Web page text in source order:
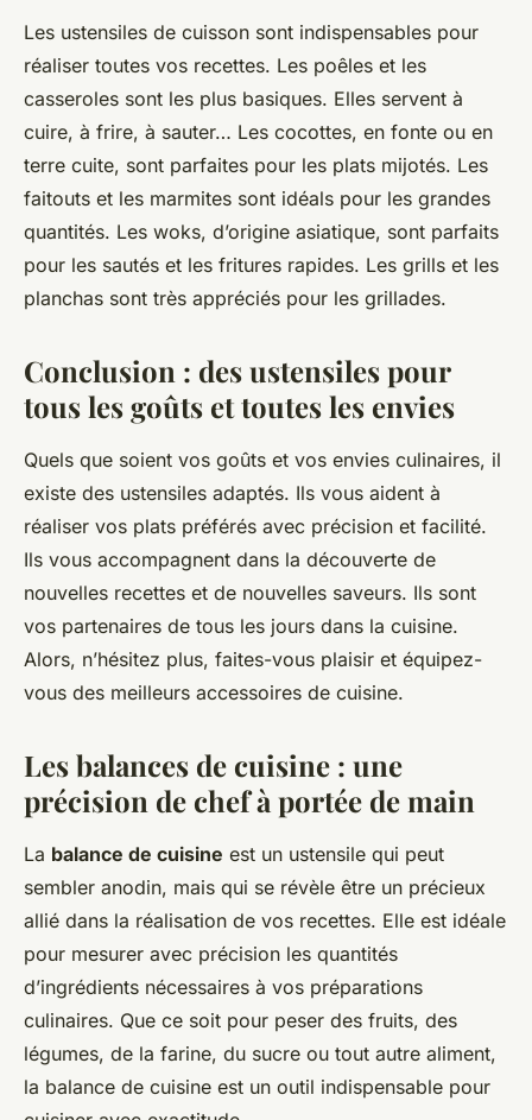
Les ustensiles de cuisson sont indispensables pour
réaliser toutes vos recettes. Les poêles et les
casseroles sont les plus basiques. Elles servent à
cuire, à frire, à sauter… Les cocottes, en fonte ou en
terre cuite, sont parfaites pour les plats mijotés. Les
faitouts et les marmites sont idéals pour les grandes
quantités. Les woks, d’origine asiatique, sont parfaits
pour les sautés et les fritures rapides. Les grills et les
planchas sont très appréciés pour les grillades.
Conclusion : des ustensiles pour
tous les goûts et toutes les envies
Quels que soient vos goûts et vos envies culinaires, il
existe des ustensiles adaptés. Ils vous aident à
réaliser vos plats préférés avec précision et facilité.
Ils vous accompagnent dans la découverte de
nouvelles recettes et de nouvelles saveurs. Ils sont
vos partenaires de tous les jours dans la cuisine.
Alors, n’hésitez plus, faites-vous plaisir et équipez-
vous des meilleurs accessoires de cuisine.
Les balances de cuisine : une
précision de chef à portée de main
La balance de cuisine est un ustensile qui peut
sembler anodin, mais qui se révèle être un précieux
allié dans la réalisation de vos recettes. Elle est idéale
pour mesurer avec précision les quantités
d’ingrédients nécessaires à vos préparations
culinaires. Que ce soit pour peser des fruits, des
légumes, de la farine, du sucre ou tout autre aliment,
la balance de cuisine est un outil indispensable pour